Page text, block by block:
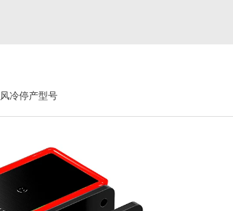
风冷停产型号